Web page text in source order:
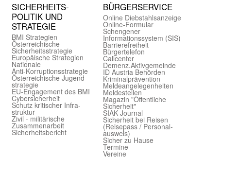
SICHER­HEITS­
POLITIK UND
STRATEGIE
BMI Strategien
Öster­reichische
Sicherheits­strategie
Europäische Strategien
Nationale
Anti-Korruptions­strategie
Öster­reichische Jugend­
strategie
EU-Engagement des BMI
Cybersicherheit
Schutz kritischer Infra­
struktur
Zivil - militärische
Zusammen­arbeit
Sicherheits­bericht
BÜRGER­SERVICE
Online Diebstahls­anzeige
Online-Formular
Schengener
Informationssystem (SIS)
Barriere­freiheit
Bürger­telefon
Call­center
Demenz.Aktiv­gemeinde
ID Austria Behörden
Kriminal­prävention
Melde­an­ge­le­gen­heiten
Meld­estellen
Magazin "Öffentliche
Sicherheit"
SIAK-Journal
Sicherheit bei Reisen
(Reise­pass / Personal­
ausweis)
Sicher zu Hause
Termine
Vereine